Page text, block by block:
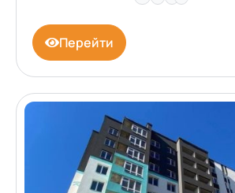
Перейти